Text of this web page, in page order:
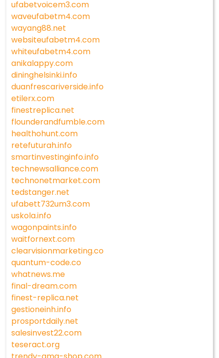
ufabetvoicem3.com
waveufabetm4.com
wayang88.net
websiteufabetm4.com
whiteufabetm4.com
anikalappy.com
dininghelsinki.info
duanfrescariverside.info
etilerx.com
finestreplica.net
flounderandfumble.com
healthohunt.com
retefuturah.info
smartinvestinginfo.info
technewsalliance.com
technonetmarket.com
tedstanger.net
ufabett732um3.com
uskola.info
wagonpaints.info
waitfornext.com
clearvisionmarketing.co
quantum-code.co
whatnews.me
final-dream.com
finest-replica.net
gestioneinh.info
prosportdaily.net
salesinvest22.com
teseract.org